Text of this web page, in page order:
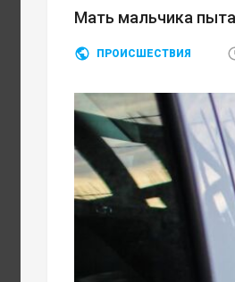
Мать мальчика
ПРОИСШЕСТВИЯ